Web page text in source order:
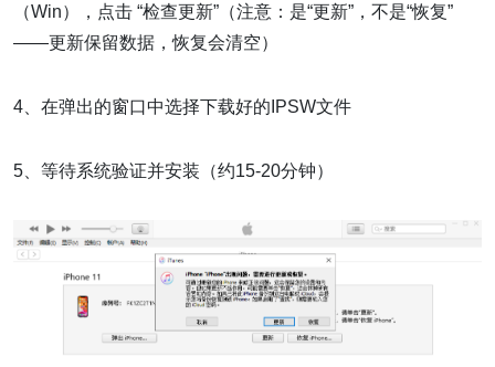
（Win），点击 “检查更新”（注意：是“更新”，不是“恢复”
——更新保留数据，恢复会清空）
4、在弹出的窗口中选择下载好的IPSW文件
5、等待系统验证并安装（约15-20分钟）